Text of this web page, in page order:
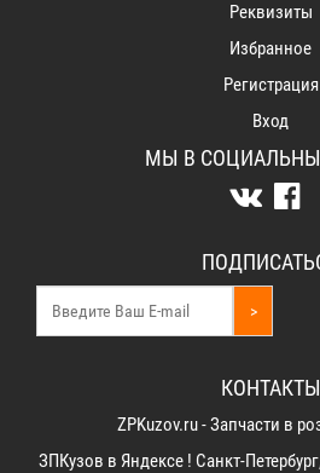
Реквизиты
Избранное
Регистрация
Вход
МЫ В
>
КОНТАКТЫ
ZPKuzov.ru - Запчасти в
ЗПКузов в Яндексе ! Санкт-